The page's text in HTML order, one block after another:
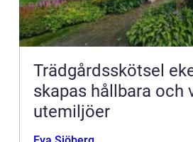
Trädgårdsskötsel
skapas hållbara och
utemiljöer